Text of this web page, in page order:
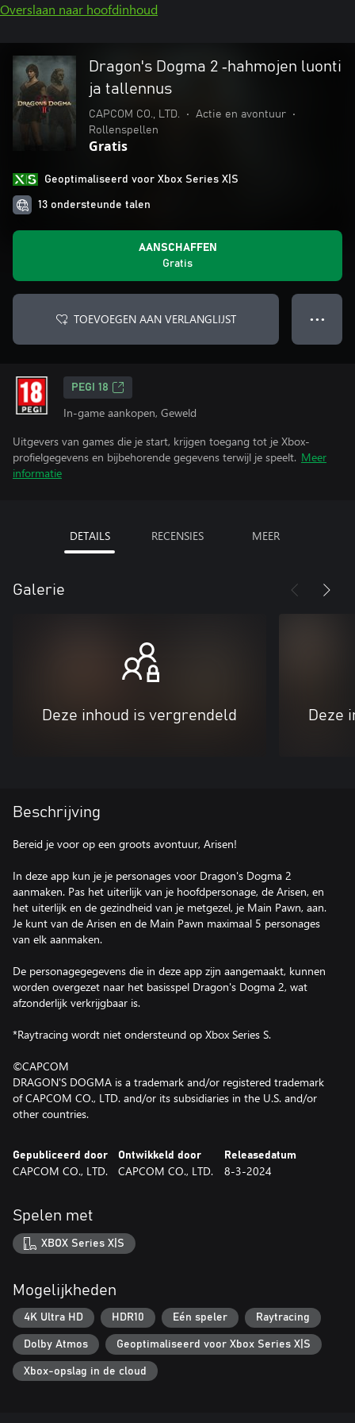
Overslaan naar hoofdinhoud
Dragon's Dogma 2 ‑hahmojen luonti
ja tallennus
CAPCOM CO., LTD. • Actie en avontuur
•
Rollenspellen
Gratis
Geoptimaliseerd voor Xbox Series X|S
13 ondersteunde talen
AANSCHAFFEN
Gratis
TOEVOEGEN AAN VERLANGLIJST ● ● ●
PEGI 18
In-game aankopen, Geweld
Uitgevers van games die je start, krijgen toegang tot je Xbox-
profielgegevens en bijbehorende gegevens terwijl je speelt. Meer
informatie
DETAILS RECENSIES MEER
Galerie
Deze inhoud is vergrendeld Deze
Beschrijving
Bereid je voor op een groots avontuur, Arisen!
In deze app kun je je personages voor Dragon's Dogma 2
aanmaken. Pas het uiterlijk van je hoofdpersonage, de Arisen, en
het uiterlijk en de gezindheid van je metgezel, je Main Pawn, aan.
Je kunt van de Arisen en de Main Pawn maximaal 5 personages
van elk aanmaken.
De personagegegevens die in deze app zijn aangemaakt, kunnen
worden overgezet naar het basisspel Dragon's Dogma 2, wat
afzonderlijk verkrijgbaar is.
*Raytracing wordt niet ondersteund op Xbox Series S.
©CAPCOM
DRAGON'S DOGMA is a trademark and/or registered trademark
of CAPCOM CO., LTD. and/or its subsidiaries in the U.S. and/or
other countries.
Gepubliceerd door
CAPCOM CO., LTD.
Ontwikkeld door
CAPCOM CO., LTD.
Releasedatum
8-3-2024
Spelen met
XBOX Series X|S
Mogelijkheden
4K Ultra HD HDR10 Eén speler Raytracing
Dolby Atmos Geoptimaliseerd voor Xbox Series X|S
Xbox-opslag in de cloud